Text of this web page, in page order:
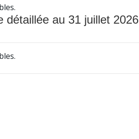
détaillée au 31 juillet 2026